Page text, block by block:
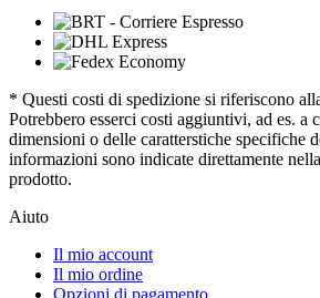
* Questi costi di spedizione si riferiscono
Potrebbero esserci costi aggiuntivi, ad es. a
dimensioni o delle caratterstiche specifiche
informazioni sono indicate direttamente
prodotto.
Aiuto
Il mio account
Il mio ordine
Opzioni di pagamento